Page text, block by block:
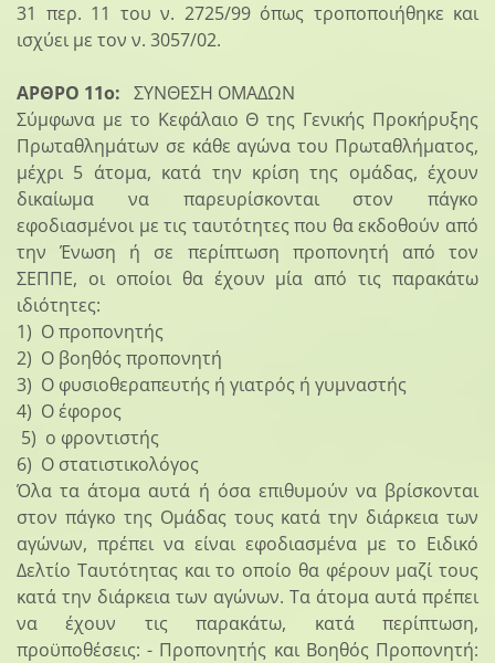
31 περ. 11 του ν. 2725/99 όπως τροποποιήθηκε και
ισχύει με τον ν. 3057/02.
ΑΡΘΡΟ 11ο: ΣΥΝΘΕΣΗ ΟΜΑΔΩΝ
Σύμφωνα με το Κεφάλαιο Θ της Γενικής Προκήρυξης
Πρωταθλημάτων σε κάθε αγώνα του Πρωταθλήματος,
μέχρι 5 άτομα, κατά την κρίση της ομάδας, έχουν
δικαίωμα να παρευρίσκονται στον πάγκο
εφοδιασμένοι με τις ταυτότητες που θα εκδοθούν από
την Ένωση ή σε περίπτωση προπονητή από τον
ΣΕΠΠΕ, οι οποίοι θα έχουν μία από τις παρακάτω
ιδιότητες:
1) Ο προπονητής
2) Ο βοηθός προπονητή
3) Ο φυσιοθεραπευτής ή γιατρός ή γυμναστής
4) Ο έφορος
5) ο φροντιστής
6) Ο στατιστικολόγος
Όλα τα άτομα αυτά ή όσα επιθυμούν να βρίσκονται
στον πάγκο της Ομάδας τους κατά την διάρκεια των
αγώνων, πρέπει να είναι εφοδιασμένα με το Ειδικό
Δελτίο Ταυτότητας και το οποίο θα φέρουν μαζί τους
κατά την διάρκεια των αγώνων. Τα άτομα αυτά πρέπει
να έχουν τις παρακάτω, κατά περίπτωση,
προϋποθέσεις: - Προπονητής και Βοηθός Προπονητή: